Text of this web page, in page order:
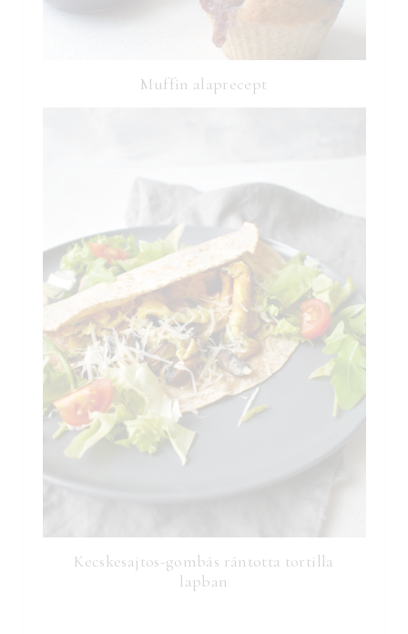
Muffin alaprecept
Kecskesajtos-gombás rántotta tortilla
lapban